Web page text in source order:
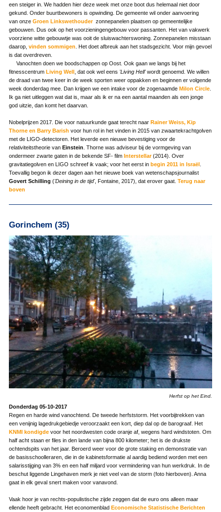
een steiger in. We hadden hier deze week met onze boot dus helemaal niet door
gekund. Onder buurtbewoners is opwinding. De gemeente wil onder aanvoering
van onze Groen Linkswethouder zonnepanelen plaatsen op gemeentelijke
gebouwen. Dus ook op het voorzieningengebouw voor passanten. Het van vakwerk
voorziene witte gebouwtje was ooit de sluiswachterswoning. Zonnepanelen misstaan
daarop, vinden sommigen . Het doet afbreuk aan het stadsgezicht. Voor mijn gevoel
is dat overdreven.
Vanochten doen we boodschappen op Oost. Ook gaan we langs bij het
fitnesscentrum Living Well, dat ook wel eens 'Living Hell'wordt genoemd. We willen
de draad van twee keer in de week sporten weer oppakken en beginnen er volgende
week donderdag mee. Dan krijgen we een intake voor de zogenaamde Milon Circle.
Ik ga niet uitleggen wat dat is, maar als ik er na een aantal maanden als een jonge
god uitzie, dan komt het daarvan.
Nobelprijzen 2017. Die voor natuurkunde gaat terecht naar Rainer Weiss, Kip
Thorne en Barry Barish voor hun rol in het vinden in 2015 van zwaartekrachtgolven
met de LIGO-detectoren. Het leverde een nieuwe bevestiging voor de
relativiteitstheorie van Einstein . Thorne was adviseur bij de vormgeving van
ondermeer zwarte gaten in de bekende SF- film Interstellar(2014). Over
gravitatiegolven en LIGO schreef ik vaak; voor het eerst in begin 2011 in Israël.
Toevallig begon ik dezer dagen aan het nieuwe boek van wetenschapsjournalist
Govert Schilling ('Deining in de tijd', Fontaine, 2017), dat erover gaat. Terug naar
boven
Gorinchem (35)
Herfst op het Eind.
Donderdag 05-10-2017
Regen en harde wind vanochtend. De tweede herfststorm. Het voorbijtrekken van
een venijnig lagedrukgebiedje veroorzaakt een kort, diep dal op de barograaf. Het
KNMI kondigde voor het noordwesten code oranje af, wegens hard windstoten. Om
half acht staan er files in den lande van bijna 800 kilometer; het is de drukste
ochtendspits van het jaar. Beroerd weer voor de grote staking en demonstratie van
de basisschoolleraren, die in de kabinetsformatie al aardig bediend worden met een
salarisstijging van 3% en een half miljard voor vermindering van hun werkdruk. In de
beschut liggende Lingehaven merk je niet veel van de storm (foto hierboven). Anna
gaat in elk geval snert maken voor vanavond.
Vaak hoor je van rechts-populistische zijde zeggen dat de euro ons alleen maar
ellende heeft gebracht. Het economenblad Economische Statistische Berichten